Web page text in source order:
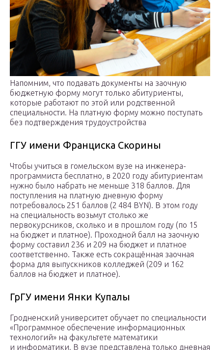
Напомним, что подавать документы на заочную
бюджетную форму могут только абитуриенты,
которые работают по этой или родственной
специальности. На платную форму можно поступать
без подтверждения трудоустройства
ГГУ имени Франциска Скорины
Чтобы учиться в гомельском вузе на инженера-
программиста бесплатно, в 2020 году абитуриентам
нужно было набрать не меньше 318 баллов. Для
поступления на платную дневную форму
потребовалось 251 баллов (2 484 BYN). В этом году
на специальность возьмут столько же
первокурсников, сколько и в прошлом году (по 15
на бюджет и платное). Проходной балл на заочную
форму составил 236 и 209 на бюджет и платное
соответственно. Также есть сокращённая заочная
форма для выпускников колледжей (209 и 162
баллов на бюджет и платное).
ГрГУ имени Янки Купалы
Гродненский университет обучает по специальности
«Программное обеспечение информационных
технологий» на факультете математики
и информатики. В вузе представлена только дневная